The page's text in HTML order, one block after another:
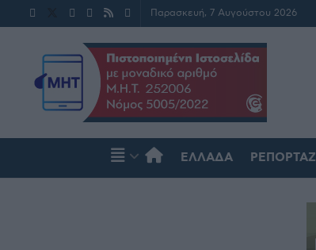
Παρασκευή, 7 Αυγούστου 2026
ΕΛΛΆΔΑ ΡΕΠΟΡΤΆΖ